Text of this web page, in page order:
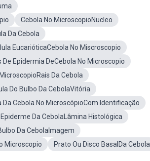
Cebola No MicroscopioNucleo
Da Cebola
EucarióticaCebola No Miscroscopio
De Epidermia DeCebola No Microscopio
Da Cebola
Do Bulbo Da CebolaVitória
Da Cebola No MicroscópioCom Identificação
Epiderme Da CebolaLâmina Histológica
Da CebolaImagem
Microscopio Prato Ou Disco BasalDa Cebola